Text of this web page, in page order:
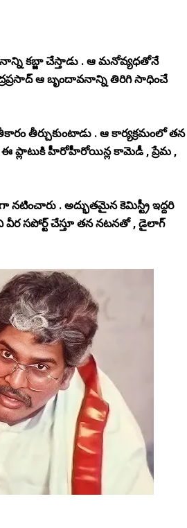
కబ్జా చేస్తాడు . ఆ మనోవ్యధతోనే
ఆ బృందావనాన్ని తిరిగి సాధించే
తీర్చుకుంటాడు . ఆ కార్యక్రమంలో తన
ఈ ప్లాటుకి హీరోహీరోయిన్ల కామెడీ , ప్రేమ ,
. అద్భుతమైన కెమిస్ట్రీ ఇద్దరి
వీర సపోర్ట్ చేస్తూ తన నటనతో , డైలాగ్